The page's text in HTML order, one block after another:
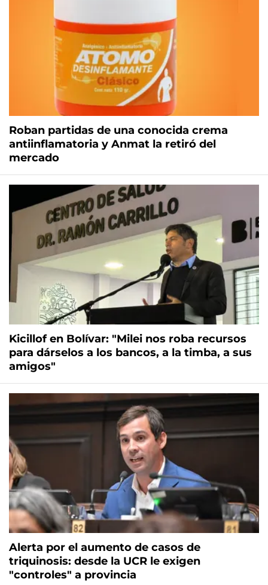
Roban partidas de una conocida crema
antiinflamatoria y Anmat la retiró del
mercado
Kicillof en Bolívar: "Milei nos roba recursos
para dárselos a los bancos, a la timba, a sus
amigos"
Alerta por el aumento de casos de
triquinosis: desde la UCR le exigen
"controles" a provincia